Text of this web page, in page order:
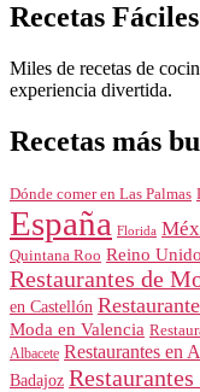
Recetas
Miles de recetas de
experiencia divertida.
Recetas más
Dónde comer en Las Palmas
España Florida
Quintana Roo Reino Unido
Restaurantes de
en Castellón
Moda en Valencia
Albacete Restaurantes en
Badajoz